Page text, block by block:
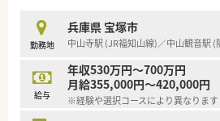
勤務地
兵庫県 宝塚市
中山寺駅 (JR福知山線)／中山観音駅 (
給与
年収530万円～700万円
月給355,000円～420,000円
※経験や選択コースにより異なります